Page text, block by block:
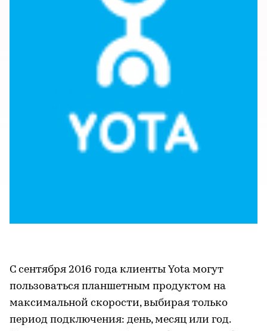
С сентября 2016 года клиенты Yota могут
пользоваться планшетным продуктом на
максимальной скорости, выбирая только
период подключения: день, месяц или год.